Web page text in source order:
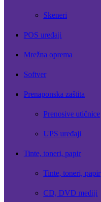
Skeneri
POS uređaji
Mrežna oprema
Softver
Prenaponska zaštita
Prenosive utičnice
UPS uređaji
Tinte, toneri, papir
Tinte, toneri, papir
CD, DVD mediji